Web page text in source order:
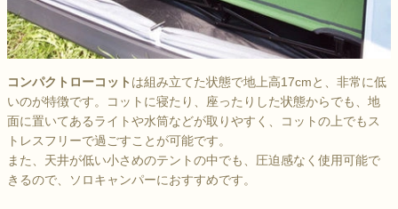
コンパクトローコット は組み立てた状態で地上高17cmと、非常に低
いのが特徴です。コットに寝たり、座ったりした状態からでも、地
面に置いてあるライトや水筒などが取りやすく、コットの上でもス
トレスフリーで過ごすことが可能です。
また、天井が低い小さめのテントの中でも、圧迫感なく使用可能で
きるので、ソロキャンパーにおすすめです。